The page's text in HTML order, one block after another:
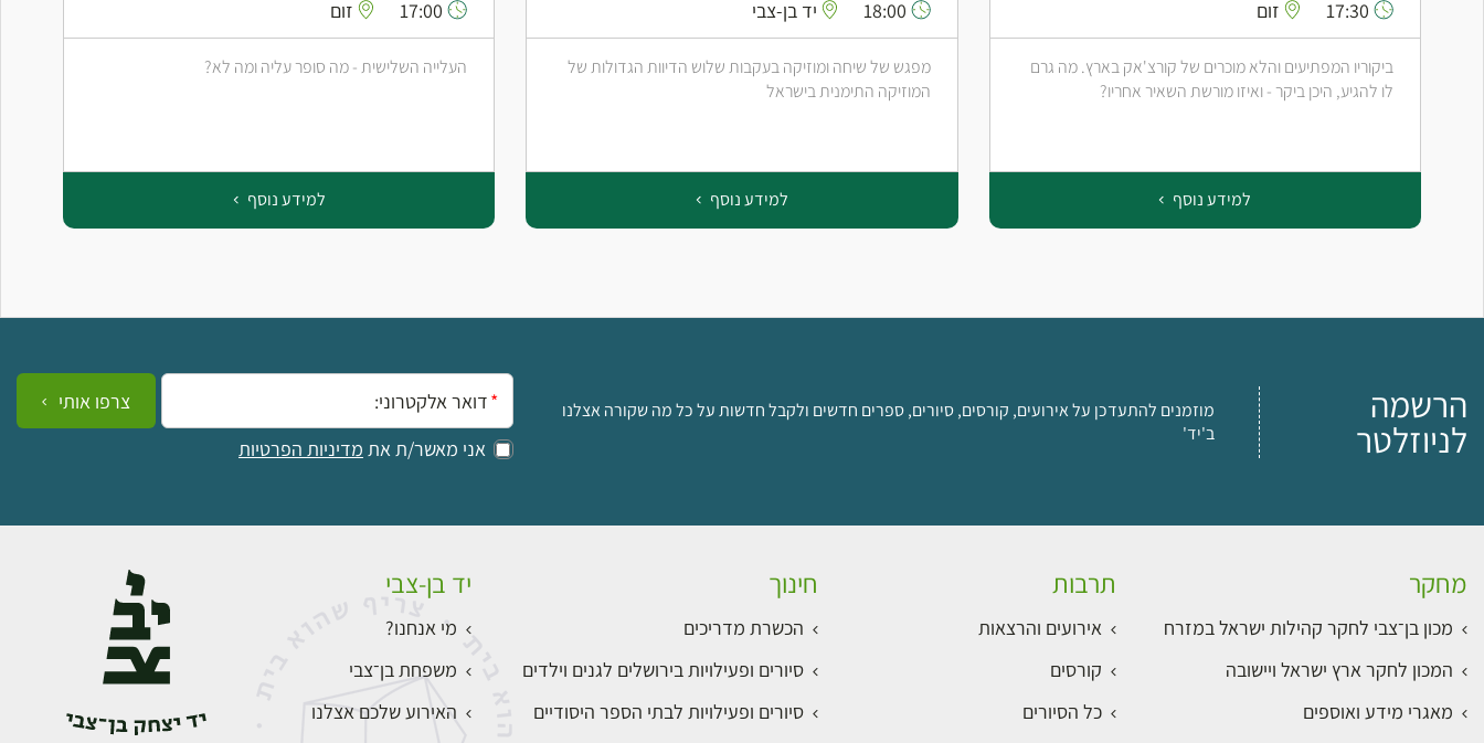
17:30 זום
ביקוריו המפתיעים והלא מוכרים של קורצ'אק בארץ. מה גרם
לו להגיע, היכן ביקר - ואיזו מורשת השאיר אחריו?
למידע נוסף
יד בן-צבי
מפגש של שיחה ומוזיקה בעקבות שלוש הדיוות הגדולות של
המוזיקה התימנית בישראל
למידע נוסף
17:00 זום
העלייה השלישית - מה סופר עליה ומה לא?
למידע נוסף
הרשמה
לניוזלטר
מוזמנים להתעדכן על אירועים, קורסים, סיורים, ספרים חדשים ולקבל חדשות על כל מה שקורה אצלנו
ב'יד'
אימייל:
אני מאשר/ת את מדיניות הפרטיות
צרפו אותי
מחקר
מכון בן־צבי לחקר קהילות ישראל במזרח
המכון לחקר ארץ ישראל ויישובה
מאגרי מידע ואוספים
תרבות
אירועים והרצאות
קורסים
כל הסיורים
חינוך
הכשרת מדריכים
סיורים ופעילויות בירושלים לגנים וילדים
סיורים ופעילויות לבתי הספר היסודיים
יד בן-צבי
מי אנחנו?
משפחת בן־צבי
האירוע שלכם אצלנו